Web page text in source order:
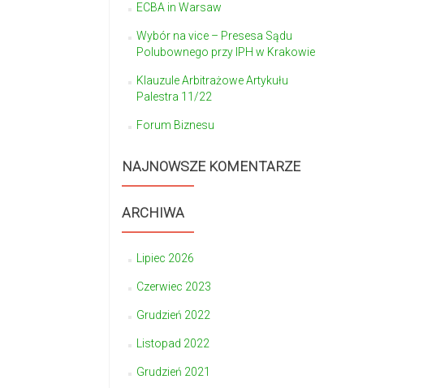
ECBA in Warsaw
Wybór na vice – Presesa Sądu
Polubownego przy IPH w Krakowie
Klauzule Arbitrażowe Artykułu
Palestra 11/22
Forum Biznesu
NAJNOWSZE KOMENTARZE
ARCHIWA
Lipiec 2026
Czerwiec 2023
Grudzień 2022
Listopad 2022
Grudzień 2021